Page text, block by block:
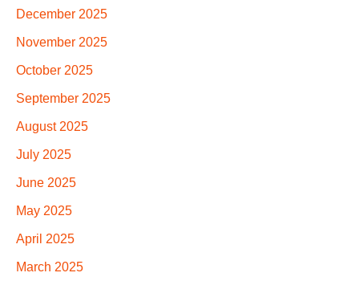
December 2025
November 2025
October 2025
September 2025
August 2025
July 2025
June 2025
May 2025
April 2025
March 2025